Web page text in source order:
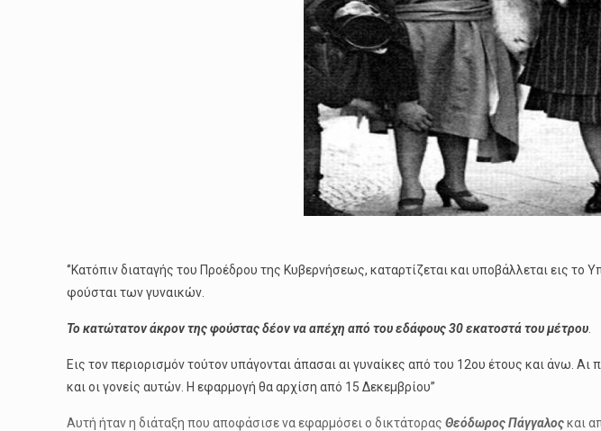
‘’Κατόπιν διαταγής του Προέδρου της Κυβερνήσεως, καταρτίζεται και υποβάλλεται εις
φούσται των γυναικών.
Το κατώτατον άκρον της φούστας δέον να απέχη από του εδάφους 30 εκατοστά του μέτρου
Εις τον περιορισμόν τούτον υπάγονται άπασαι αι γυναίκες από του 12ου έτους και άνω.
και οι γονείς αυτών. Η εφαρμογή θα αρχίση από 15 Δεκεμβρίου’’
Αυτή ήταν η διάταξη που αποφάσισε να εφαρμόσει ο δικτάτορας Θεόδωρος Πάγγαλοςκαι